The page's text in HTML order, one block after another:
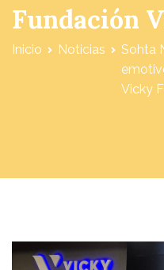
Fundación
Inicio Noticias
Sohta
Vicky